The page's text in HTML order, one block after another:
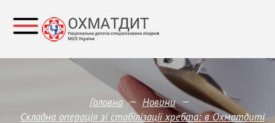
Головна — Новини —
Складна операція зі стабілізації хребта: в Охматдиті